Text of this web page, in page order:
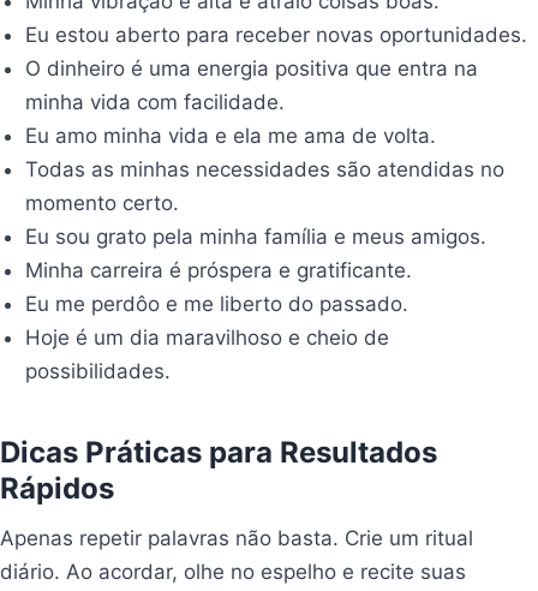
Eu estou aberto para receber novas oportunidades.
O dinheiro é uma energia positiva que entra na
minha vida com facilidade.
Eu amo minha vida e ela me ama de volta.
Todas as minhas necessidades são atendidas no
momento certo.
Eu sou grato pela minha família e meus amigos.
Minha carreira é próspera e gratificante.
Eu me perdôo e me liberto do passado.
Hoje é um dia maravilhoso e cheio de
possibilidades.
Dicas Práticas para Resultados
Rápidos
Apenas repetir palavras não basta. Crie um ritual
diário. Ao acordar, olhe no espelho e recite suas